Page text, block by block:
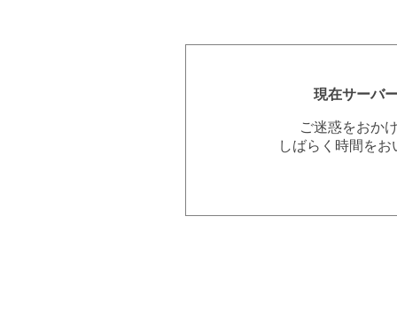
現在サーバ
ご迷惑をおか
しばらく時間を